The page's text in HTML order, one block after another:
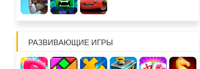
РАЗВИВАЮЩИЕ ИГРЫ